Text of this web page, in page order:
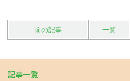
前の記事 一覧
記事一覧